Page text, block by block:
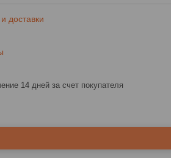
доставки
14 дней за счет покупателя